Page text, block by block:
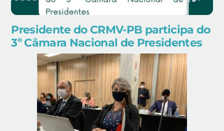
Presidente do CRMV-PB participa do
3º Câmara Nacional de Presidentes